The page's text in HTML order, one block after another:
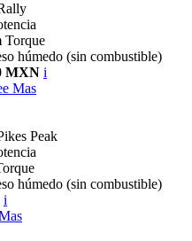
Torque
húmedo (sin combustible)
MXN i
Mas
Peak
húmedo (sin combustible)
i